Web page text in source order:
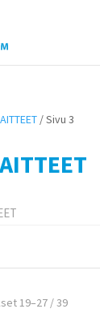
/ Sivu 3
19–27 / 39